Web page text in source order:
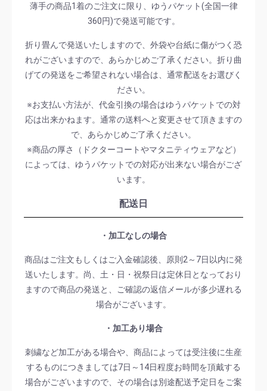
薄手の商品1着のご注文に限り、ゆうパケット(全国一律
360円)で発送可能です。
折り畳んで発送いたしますので、外袋や台紙に傷がつく恐
れがございますので、あらかじめご了承ください。折り曲
げての発送をご希望されない場合は、通常配送をお選びく
ださい。
※お支払い方法が、代金引換の場合はゆうパケットでの対
応は出来かねます。通常の送料へと変更させて頂きますの
で、あらかじめご了承ください。
※商品の厚さ（ドクターコートやマタニティウェアなど）
によっては、ゆうパケットでの対応が出来ない場合がござ
います。
配送日
・加工なしの場合
商品はご注文もしくはご入金確認後、原則2～7日以内に発
送いたします。尚、土・日・祝祭日は定休日となっており
ますので商品の発送と、ご確認の返信メールが多少遅れる
場合がございます。
・加工あり場合
刺繍など加工がある場合や、商品によっては受注後に生産
するものにつきましては7日～14日程度お時間を頂戴する
場合がございますので、その場合は別途配送予定日をご案